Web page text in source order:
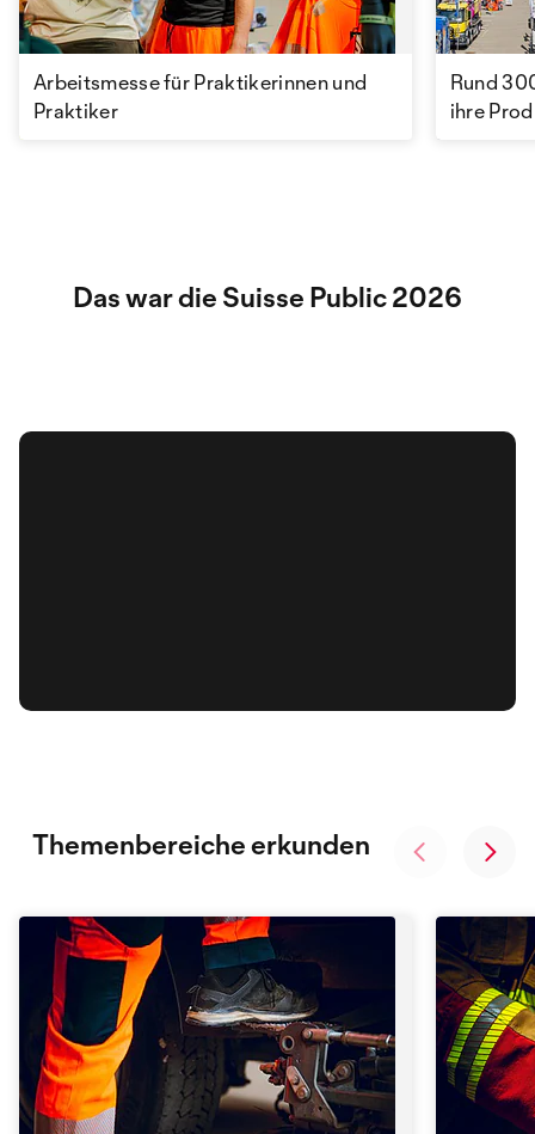
Arbeitsmesse für Praktikerinnen und
Praktiker
Rund
ihre
Das war die Suisse Public 2026
Themenbereiche erkunden